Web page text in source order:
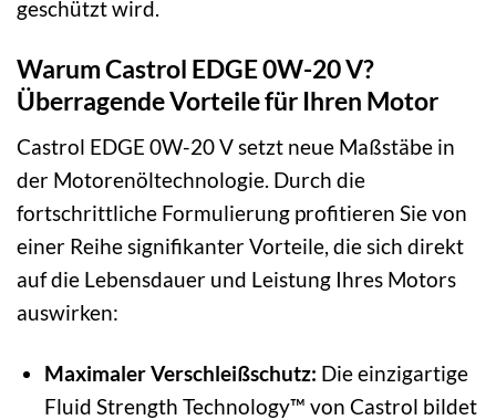
geschützt wird.
Warum Castrol EDGE 0W-20 V?
Überragende Vorteile für Ihren Motor
Castrol EDGE 0W-20 V setzt neue Maßstäbe in
der Motorenöltechnologie. Durch die
fortschrittliche Formulierung profitieren Sie von
einer Reihe signifikanter Vorteile, die sich direkt
auf die Lebensdauer und Leistung Ihres Motors
auswirken:
Maximaler Verschleißschutz: Die einzigartige
Fluid Strength Technology™ von Castrol bildet